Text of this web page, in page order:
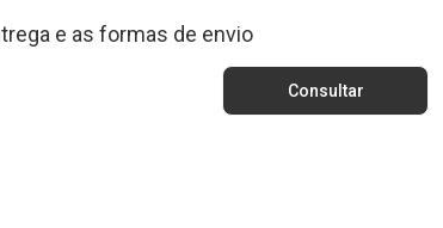
e as formas de envio